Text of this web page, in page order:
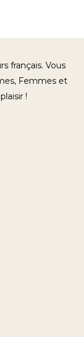
français. Vous
Femmes et
!